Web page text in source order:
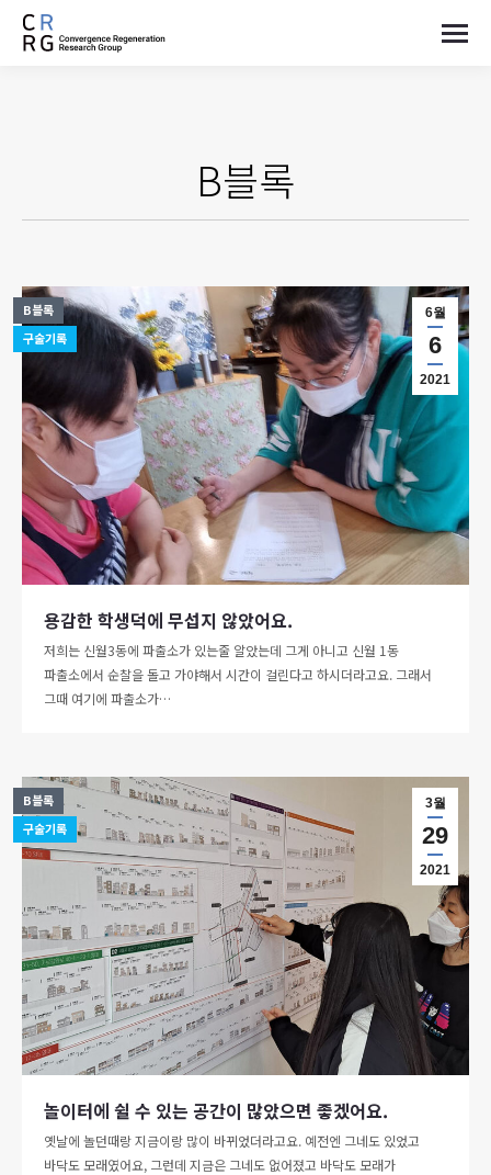
B블록
6월
6
2021
B블록
구술기록
용감한 학생덕에 무섭지 않았어요.
저희는 신월3동에 파출소가 있는줄 알았는데 그게 아니고 신월 1동
파출소에서 순찰을 돌고 가야해서 시간이 걸린다고 하시더라고요. 그래서
그때 여기에 파출소가…
3월
29
2021
B블록
구술기록
놀이터에 쉴 수 있는 공간이 많았으면 좋겠어요.
옛날에 놀던때랑 지금이랑 많이 바뀌었더라고요. 예전엔 그네도 있었고
바닥도 모래였어요, 그런데 지금은 그네도 없어졌고 바닥도 모래가